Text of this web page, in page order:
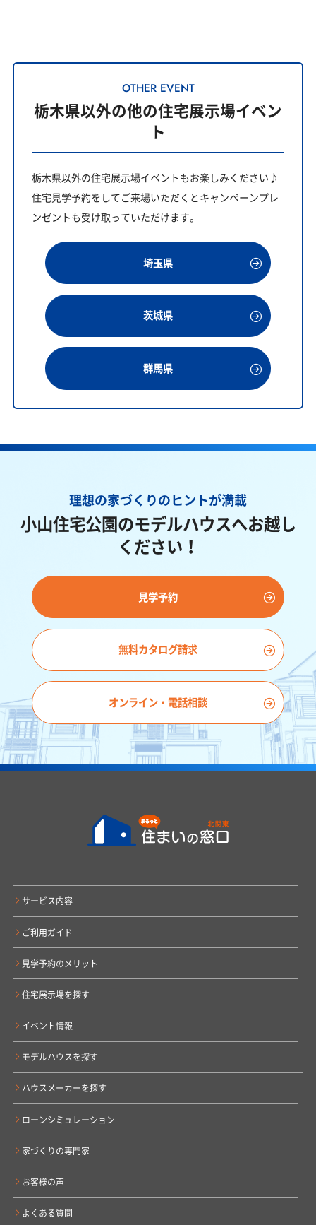
OTHER EVENT
栃木県以外の他の住宅展示場イベン
ト
栃木県以外の住宅展示場イベントもお楽しみください♪
住宅見学予約をしてご来場いただくとキャンペーンプレ
ンゼントも受け取っていただけます。
埼玉県
茨城県
群馬県
理想の家づくりのヒントが満載
小山住宅公園のモデルハウスへお越し
ください！
見学予約
無料カタログ請求
オンライン・電話相談
サービス内容
ご利用ガイド
見学予約のメリット
住宅展示場を探す
イベント情報
モデルハウスを探す
ハウスメーカーを探す
ローンシミュレーション
家づくりの専門家
お客様の声
よくある質問